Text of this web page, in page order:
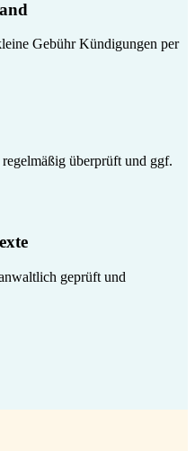
Gebühr Kündigungen per
überprüft und ggf.
geprüft und